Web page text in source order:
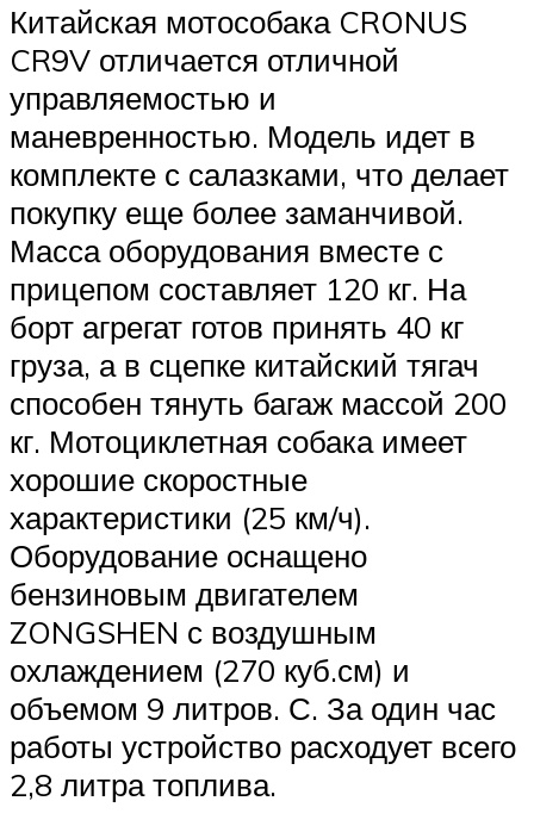
Китайская мотособака CRONUS
CR9V отличается отличной
управляемостью и
маневренностью. Модель идет в
комплекте с салазками, что делает
покупку еще более заманчивой.
Масса оборудования вместе с
прицепом составляет 120 кг. На
борт агрегат готов принять 40 кг
груза, а в сцепке китайский тягач
способен тянуть багаж массой 200
кг. Мотоциклетная собака имеет
хорошие скоростные
характеристики (25 км/ч).
Оборудование оснащено
бензиновым двигателем
ZONGSHEN с воздушным
охлаждением (270 куб.см) и
объемом 9 литров. С. За один час
работы устройство расходует всего
2,8 литра топлива.